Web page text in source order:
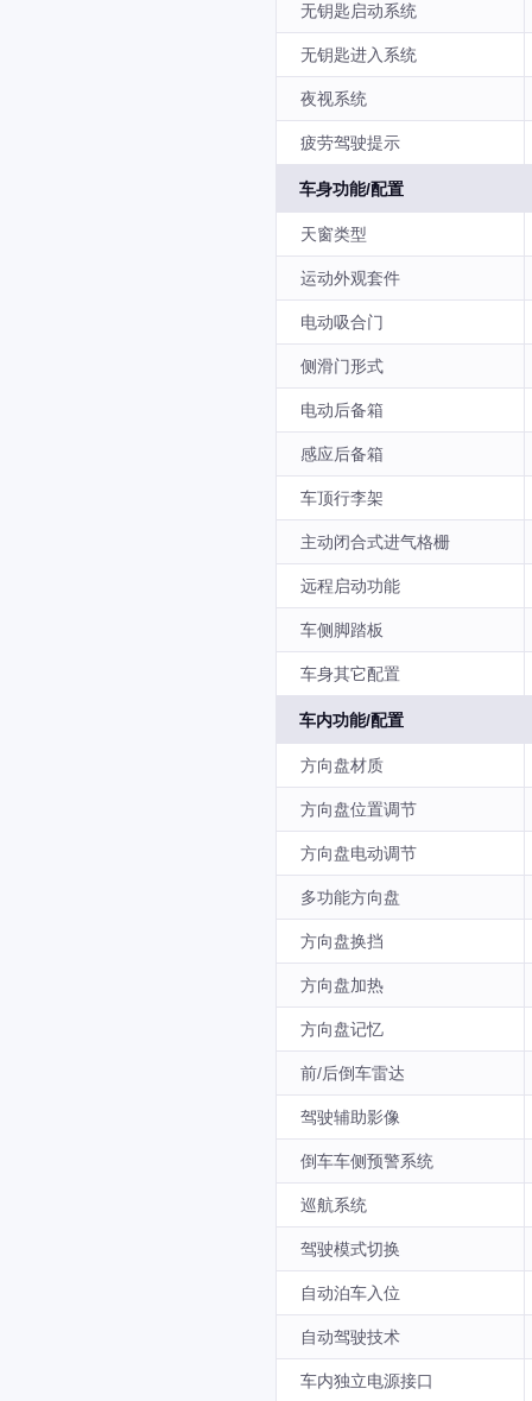
无钥匙启动系统
无钥匙进入系统
夜视系统
疲劳驾驶提示
车身功能/配置
天窗类型
运动外观套件
电动吸合门
侧滑门形式
电动后备箱
感应后备箱
车顶行李架
主动闭合式进气格栅
远程启动功能
车侧脚踏板
车身其它配置
车内功能/配置
方向盘材质
方向盘位置调节
方向盘电动调节
多功能方向盘
方向盘换挡
方向盘加热
方向盘记忆
前/后倒车雷达
驾驶辅助影像
倒车车侧预警系统
巡航系统
驾驶模式切换
自动泊车入位
自动驾驶技术
车内独立电源接口